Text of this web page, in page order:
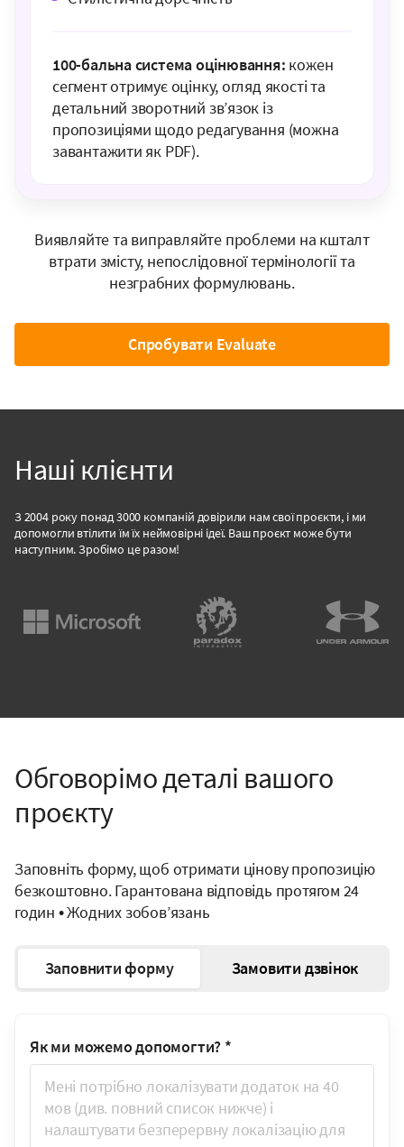
100-бальна система оцінювання: кожен
сегмент отримує оцінку, огляд якості та
детальний зворотний зв’язок із
пропозиціями щодо редагування (можна
завантажити як PDF).
Виявляйте та виправляйте проблеми на кшталт
втрати змісту, непослідовної термінології та
незграбних формулювань.
Спробувати Evaluate
Наші клієнти
З 2004 року понад 3000 компаній довірили нам свої проєкти, і ми
допомогли втілити їм їх неймовірні ідеї. Ваш проєкт може бути
наступним. Зробімо це разом!
Обговорімо деталі вашого
проєкту
Заповніть форму, щоб отримати цінову пропозицію
безкоштовно. Гарантована відповідь протягом 24
годин • Жодних зобов’язань
Заповнити форму Замовити дзвінок
Як ми можемо допомогти? *